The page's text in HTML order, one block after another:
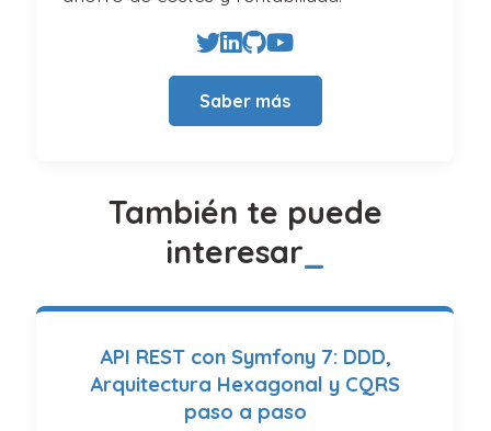
Saber más
También te puede
interesar
API REST con Symfony 7: DDD,
Arquitectura Hexagonal y CQRS
paso a paso